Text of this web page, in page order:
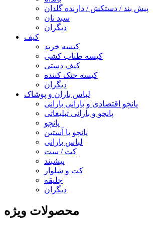
پیش بند / دستکش / دارنده گلدان
سبد نان
دیگران
کیف
کیسه خرید
کیسه طناب کشی
کیف دستی
کیسه خنک کننده
دیگران
لباس باران و پوشاک
پانچو اقتصادی و بارانی بارانی
پانچو و بارانی تبلیغاتی
پانچو
پانچو با آستین
لباس بارانی
کت / ست
پیشبند
کت و شلوار
جلیقه
دیگران
محصولات ویژه